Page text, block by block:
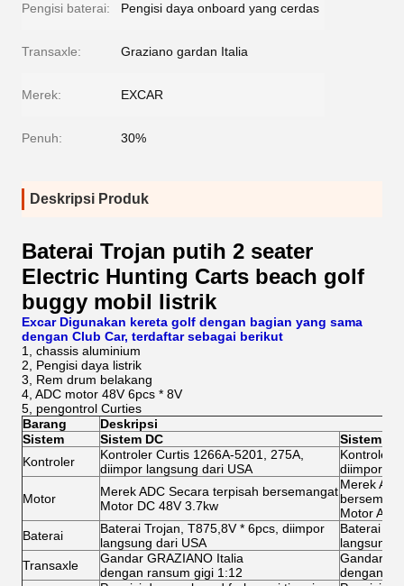
Pengisi baterai: Pengisi daya onboard yang cerdas
Transaxle: Graziano gardan Italia
Merek: EXCAR
Penuh: 30%
Deskripsi Produk
Baterai Trojan putih 2 seater
Electric Hunting Carts beach golf
buggy mobil listrik
Excar Digunakan kereta golf dengan bagian yang sama
dengan Club Car, terdaftar sebagai berikut
1, chassis aluminium
2, Pengisi daya listrik
3, Rem drum belakang
4, ADC motor 48V 6pcs * 8V
5, pengontrol Curties
Barang
Deskripsi
Sistem
Sistem DC
Sistem AC
Kontroler
Kontroler Curtis 1266A-5201, 275A,
diimpor langsung dari USA
Kontroler
diimpor
Motor
Merek ADC Secara terpisah bersemangat
Motor DC 48V 3.7kw
Merek
Motor AC
Baterai
Baterai Trojan, T875,8V * 6pcs, diimpor
langsung dari USA
Baterai
langsung
Transaxle
Gandar GRAZIANO Italia
dengan ransum gigi 1:12
Gandar
dengan